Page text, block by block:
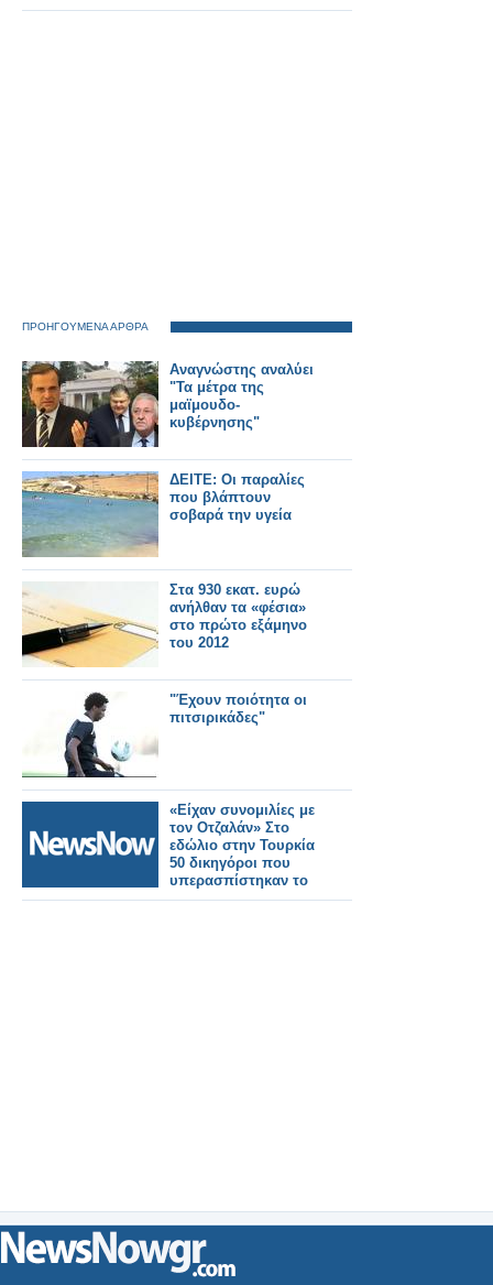
ΠΡΟΗΓΟΥΜΕΝΑ ΑΡΘΡΑ
Αναγνώστης αναλύει
"Τα μέτρα της
μαϊμουδο-
κυβέρνησης"
ΔΕΙΤΕ: Oι παραλίες
που βλάπτουν
σοβαρά την υγεία
Στα 930 εκατ. ευρώ
ανήλθαν τα «φέσια»
στο πρώτο εξάμηνο
του 2012
"Έχουν ποιότητα οι
πιτσιρικάδες"
«Eίχαν συνομιλίες με
τον Οτζαλάν» Στο
εδώλιο στην Τουρκία
50 δικηγόροι που
υπερασπίστηκαν το
PKK